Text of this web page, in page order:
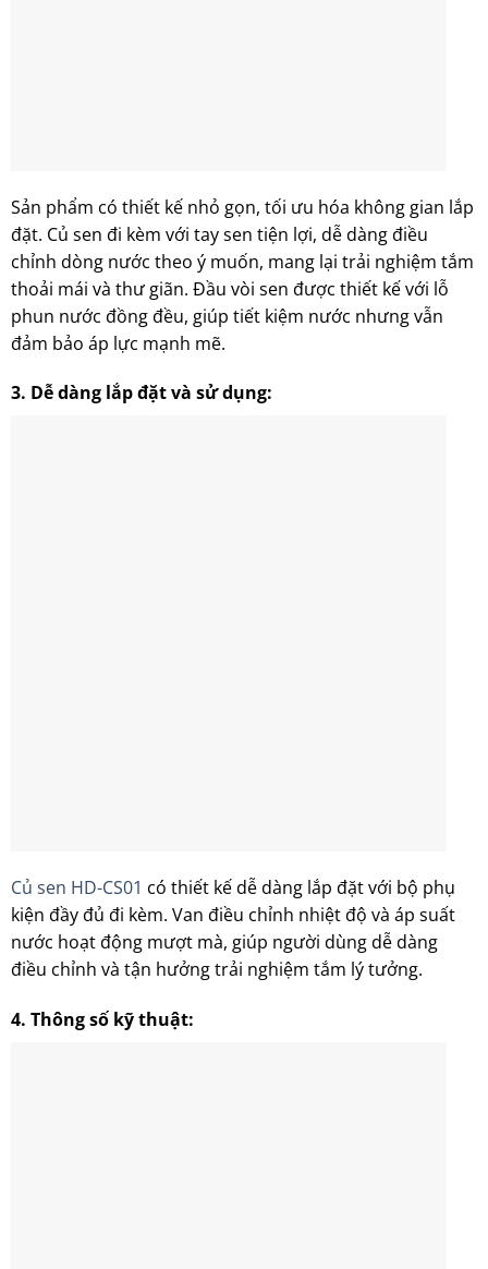
Sản phẩm có thiết kế nhỏ gọn, tối ưu hóa không gian lắp
đặt. Củ sen đi kèm với tay sen tiện lợi, dễ dàng điều
chỉnh dòng nước theo ý muốn, mang lại trải nghiệm tắm
thoải mái và thư giãn. Đầu vòi sen được thiết kế với lỗ
phun nước đồng đều, giúp tiết kiệm nước nhưng vẫn
đảm bảo áp lực mạnh mẽ.
3. Dễ dàng lắp đặt và sử dụng:
Củ sen HD-CS01 có thiết kế dễ dàng lắp đặt với bộ phụ
kiện đầy đủ đi kèm. Van điều chỉnh nhiệt độ và áp suất
nước hoạt động mượt mà, giúp người dùng dễ dàng
điều chỉnh và tận hưởng trải nghiệm tắm lý tưởng.
4. Thông số kỹ thuật: